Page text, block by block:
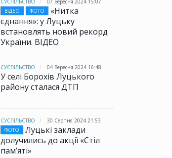
СУСПІЛЬСТВО
07 Вересня 2024 15:07
ВІДЕО
ФОТО
«Нитка
єднання»: у Луцьку
встановлять новий рекорд
України. ВІДЕО
СУСПІЛЬСТВО 04 Вересня 2024 16:48
У селі Борохів Луцького
району сталася ДТП
СУСПІЛЬСТВО
30 Серпня 2024 21:53
ФОТО
Луцькі заклади
долучились до акції «Стіл
памʼяті»